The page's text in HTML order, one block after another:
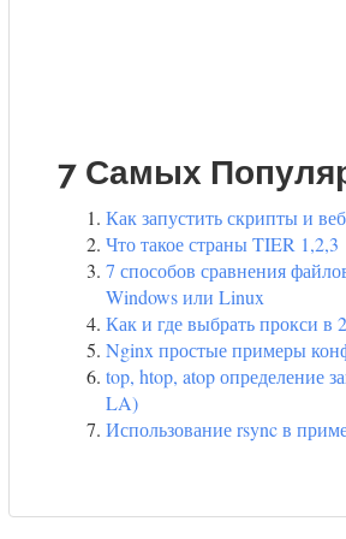
7 Самых
Как запустить скрипты и
Что такое страны TIER 1,2,3
7 способов сравнения
Windows или Linux
Как и где выбрать прокси в
Nginx простые примеры
top, htop, atop определение
LA)
Использование rsync в